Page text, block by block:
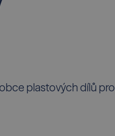
plastových dílů pro